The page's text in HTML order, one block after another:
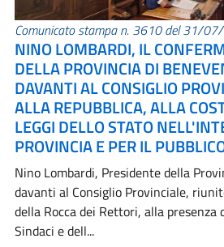
Comunicato stampa n. 3610 del 31/
NINO LOMBARDI, IL
DELLA PROVINCIA DI
DAVANTI AL CONSIGLIO
ALLA REPUBBLICA, ALLA
LEGGI DELLO STATO
PROVINCIA E PER IL
Nino Lombardi, Presidente della
davanti al Consiglio Provinciale,
della Rocca dei Rettori, alla
Sindaci e dell...